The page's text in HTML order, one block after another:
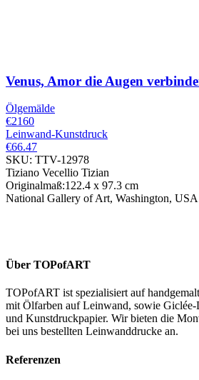
Venus, Amor die Augen
Ölgemälde
€2160
Leinwand-Kunstdruck
€66.47
SKU: TTV-12978
Tiziano Vecellio Tizian
Originalmaß:122.4 x 97.3 cm
National Gallery of Art, Washington, USA
Über TOPofART
TOPofART ist spezialisiert auf
mit Ölfarben auf Leinwand, sowie
und Kunstdruckpapier. Wir bieten die
bei uns bestellten Leinwanddrucke an.
Referenzen